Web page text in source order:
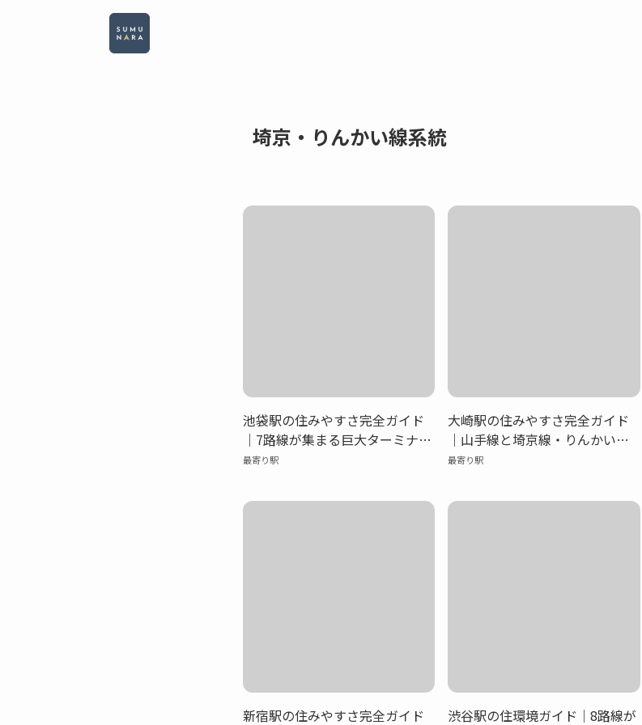
埼京・りんかい線系統
池袋駅の住みやすさ完全ガイド
｜7路線が集まる巨大ターミナル
で叶える超便利な都心生活！家
底分析
最寄り駅
大崎駅の住みやすさ完全ガイド
｜山手線と埼京線・りんかい線
の結節点！オフィス街と住宅エ
リア
最寄り駅
新宿駅の住みやすさ完全ガイド 渋谷駅の住環境ガイド｜8路線が